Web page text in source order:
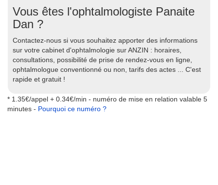
Vous êtes l'ophtalmologiste Panaite
Dan ?
Contactez-nous si vous souhaitez apporter des informations
sur votre cabinet d'ophtalmologie sur ANZIN : horaires,
consultations, possibilité de prise de rendez-vous en ligne,
ophtalmologue conventionné ou non, tarifs des actes ... C'est
rapide et gratuit !
* 1.35€/appel + 0.34€/min - numéro de mise en relation valable 5
minutes - Pourquoi ce numéro ?